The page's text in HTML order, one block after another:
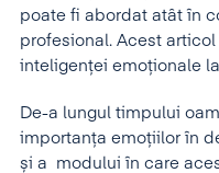
poate fi abordat atât în
profesional. Acest
inteligenței emoționale
De-a lungul timpului
importanța emoțiilor în
și a modului în care